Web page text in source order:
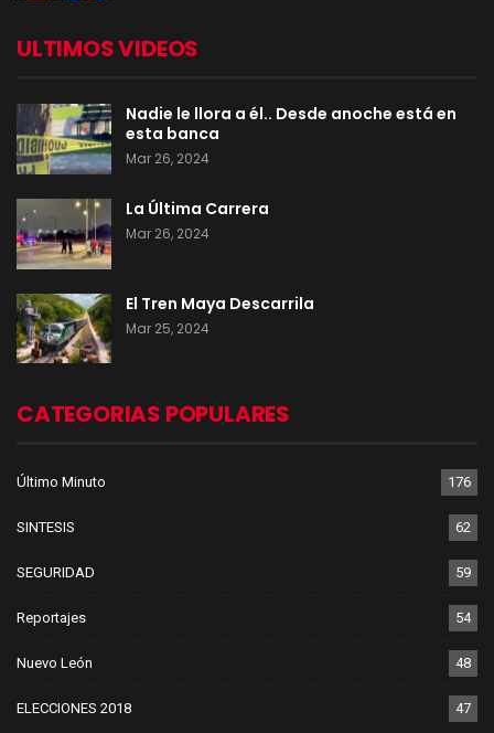
ULTIMOS VIDEOS
Nadie le llora a él.. Desde anoche está en
esta banca
Mar 26, 2024
La Última Carrera
Mar 26, 2024
El Tren Maya Descarrila
Mar 25, 2024
CATEGORIAS POPULARES
Último Minuto 176
SINTESIS 62
SEGURIDAD 59
Reportajes 54
Nuevo León 48
ELECCIONES 2018 47